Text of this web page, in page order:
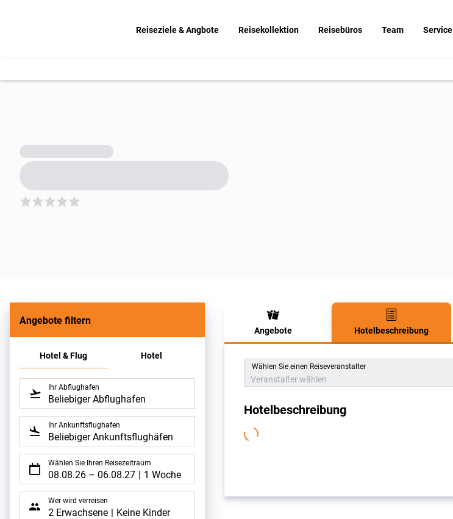
Reiseziele & Angbote Reisekollektion Reisebüros Team Service
5
Angebote filtern
Hotel & Flug Hotel
Ihr Abflughafen
Beliebiger Abflughafen
Ihr Ankunftsflughafen
Beliebiger Ankunftsflughäfen
Wählen Sie Ihren Reisezeitraum
08.08.26 – 06.08.27 1 Woche
Wer wird verreisen
2 Erwachsene Keine Kinder
Angebote Hotelbeschreibung
Hotelbeschreibung
Wählen Sie einen Reiseveranstalter
Veranstalter wählen
Hotelbeschreibung